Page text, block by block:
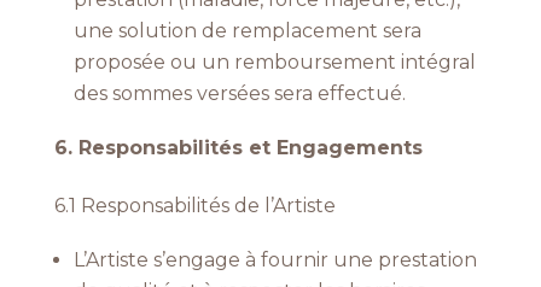
une solution de remplacement sera
proposée ou un remboursement intégral
des sommes versées sera effectué.
6. Responsabilités et Engagements
6.1 Responsabilités de l’Artiste
L’Artiste s’engage à fournir une prestation